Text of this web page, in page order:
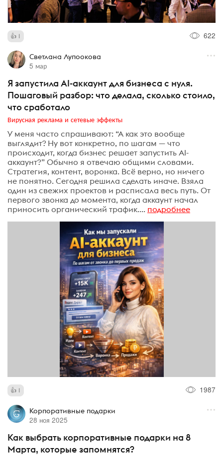
1 622
Светлана Лупоокова
5 мар
Я запустила AI-аккаунт для бизнеса с нуля.
Пошаговый разбор: что делала, сколько стоило,
что сработало
Вирусная реклама и сетевые эффекты
У меня часто спрашивают: “А как это вообще
выглядит? Ну вот конкретно, по шагам — что
происходит, когда бизнес решает запустить AI-
аккаунт?” Обычно я отвечаю общими словами.
Стратегия, контент, воронка. Всё верно, но ничего
не понятно. Сегодня решила сделать иначе. Взяла
один из свежих проектов и расписала весь путь. От
первого звонка до момента, когда аккаунт начал
приносить органический трафик.... подробнее
1 1987
Корпоративные подарки
28 ноя 2025
Как выбрать корпоративные подарки на 8
Марта, которые запомнятся?